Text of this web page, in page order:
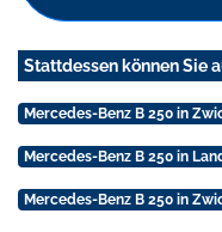
Stattdessen können Sie
Mercedes-Benz B 250 in
Mercedes-Benz B 250 in
Mercedes-Benz B 250 in